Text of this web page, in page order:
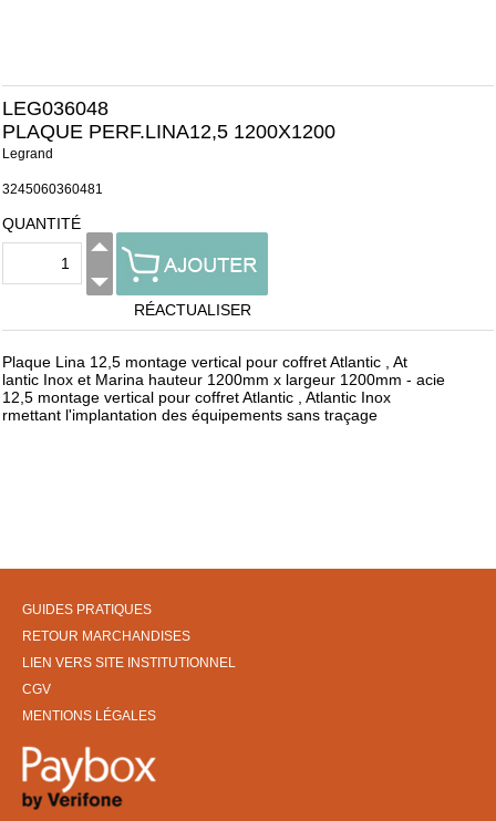
LEG036048
PLAQUE PERF.LINA12,5 1200X1200
Legrand
3245060360481
QUANTITÉ
RÉACTUALISER
Plaque Lina 12,5 montage vertical pour coffret Atlantic , At
lantic Inox et Marina hauteur 1200mm x largeur 1200mm - acie
12,5 montage vertical pour coffret Atlantic , Atlantic Inox
rmettant l'implantation des équipements sans traçage
GUIDES PRATIQUES
RETOUR MARCHANDISES
LIEN VERS SITE INSTITUTIONNEL
CGV
MENTIONS LÉGALES